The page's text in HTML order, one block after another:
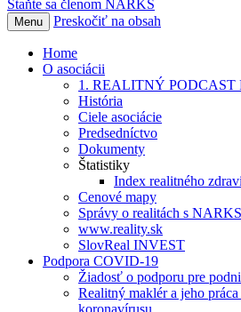
Staňte sa členom NARKS
Menu Preskočiť na obsah
Home
O asociácii
1. REALITNÝ PODCAST
História
Ciele asociácie
Predsedníctvo
Dokumenty
Štatistiky
Index realitného
Cenové mapy
Správy o realitách s NARKS
www.reality.sk
SlovReal INVEST
Podpora COVID-19
Žiadosť o podporu pre
Realitný maklér a jeho